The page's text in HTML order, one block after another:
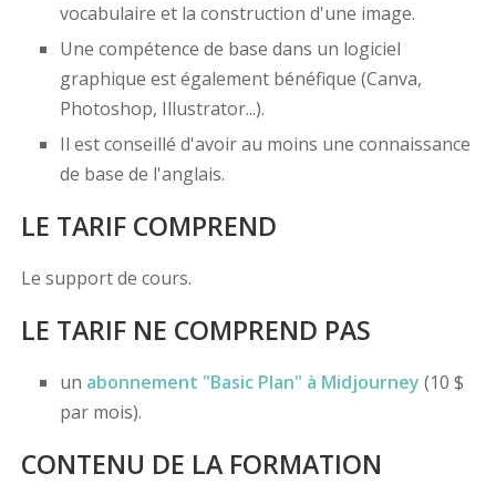
vocabulaire et la construction d'une image.
Une compétence de base dans un logiciel
graphique est également bénéfique (Canva,
Photoshop, Illustrator...).
Il est conseillé d'avoir au moins une connaissance
de base de l'anglais.
LE TARIF COMPREND
Le support de cours.
LE TARIF NE COMPREND PAS
un abonnement "Basic Plan" à Midjourney (10 $
par mois).
CONTENU DE LA FORMATION